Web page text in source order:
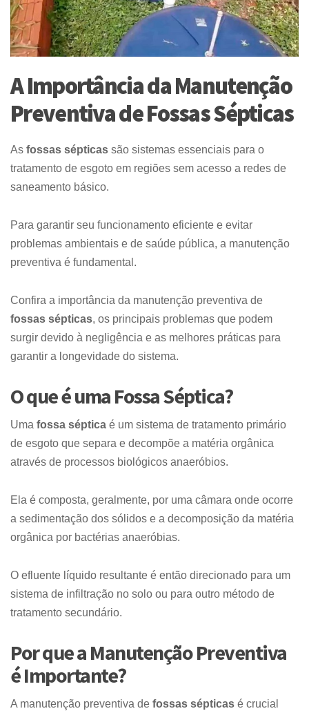
A Importância da Manutenção
Preventiva de Fossas Sépticas
As fossas sépticas são sistemas essenciais para o
tratamento de esgoto em regiões sem acesso a redes de
saneamento básico.
Para garantir seu funcionamento eficiente e evitar
problemas ambientais e de saúde pública, a manutenção
preventiva é fundamental.
Confira a importância da manutenção preventiva de
fossas sépticas, os principais problemas que podem
surgir devido à negligência e as melhores práticas para
garantir a longevidade do sistema.
O que é uma Fossa Séptica?
Uma fossa séptica é um sistema de tratamento primário
de esgoto que separa e decompõe a matéria orgânica
através de processos biológicos anaeróbios.
Ela é composta, geralmente, por uma câmara onde ocorre
a sedimentação dos sólidos e a decomposição da matéria
orgânica por bactérias anaeróbias.
O efluente líquido resultante é então direcionado para um
sistema de infiltração no solo ou para outro método de
tratamento secundário.
Por que a Manutenção Preventiva
é Importante?
A manutenção preventiva de fossas sépticas é crucial